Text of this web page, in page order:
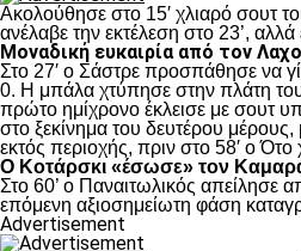
Ακολούθησε στο 15′ χλιαρό σουτ
ανέλαβε την εκτέλεση στο 23’,
Μοναδική ευκαιρία από τον
Στο 27′ ο Σάστρε προσπάθησε να
0. Η μπάλα χτύπησε στην πλάτη
πρώτο ημίχρονο έκλεισε με σουτ
στο ξεκίνημα του δευτέρου
εκτός περιοχής, πριν στο 58′ ο
Ο Κοτάρσκι «έσωσε» τον
Στο 60’ ο Παναιτωλικός
επόμενη αξιοσημείωτη φάση
Advertisement